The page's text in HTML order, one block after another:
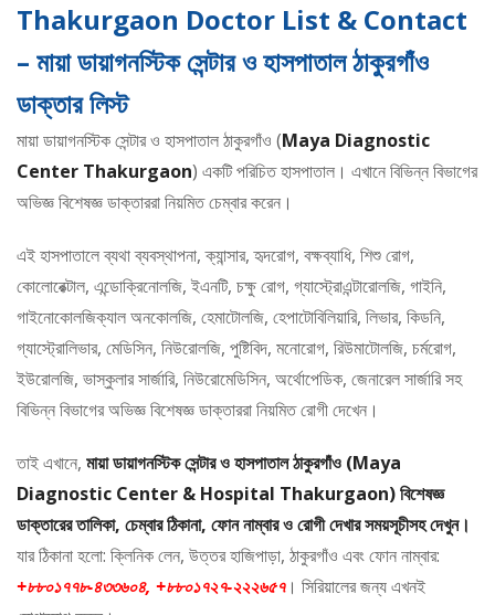
Thakurgaon Doctor List & Contact
– মায়া ডায়াগনস্টিক সেন্টার ও হাসপাতাল ঠাকুরগাঁও
ডাক্তার লিস্ট
মায়া ডায়াগনস্টিক সেন্টার ও হাসপাতাল ঠাকুরগাঁও (Maya Diagnostic
Center Thakurgaon) একটি পরিচিত হাসপাতাল। এখানে বিভিন্ন বিভাগের
অভিজ্ঞ বিশেষজ্ঞ ডাক্তাররা নিয়মিত চেম্বার করেন।
এই হাসপাতালে ব্যথা ব্যবস্থাপনা, ক্যান্সার, হৃদরোগ, বক্ষব্যাধি, শিশু রোগ,
কোলোরেক্টাল, এন্ডোক্রিনোলজি, ইএনটি, চক্ষু রোগ, গ্যাস্ট্রোএন্টারোলজি, গাইনি,
গাইনোকোলজিক্যাল অনকোলজি, হেমাটোলজি, হেপাটোবিলিয়ারি, লিভার, কিডনি,
গ্যাস্ট্রোলিভার, মেডিসিন, নিউরোলজি, পুষ্টিবিদ, মনোরোগ, রিউমাটোলজি, চর্মরোগ,
ইউরোলজি, ভাস্কুলার সার্জারি, নিউরোমেডিসিন, অর্থোপেডিক, জেনারেল সার্জারি সহ
বিভিন্ন বিভাগের অভিজ্ঞ বিশেষজ্ঞ ডাক্তাররা নিয়মিত রোগী দেখেন।
তাই এখানে, মায়া ডায়াগনস্টিক সেন্টার ও হাসপাতাল ঠাকুরগাঁও (Maya
Diagnostic Center & Hospital Thakurgaon) বিশেষজ্ঞ
ডাক্তারের তালিকা, চেম্বার ঠিকানা, ফোন নাম্বার ও রোগী দেখার সময়সূচীসহ দেখুন।
যার ঠিকানা হলো: ক্লিনিক লেন, উত্তর হাজিপাড়া, ঠাকুরগাঁও এবং ফোন নাম্বার:
+৮৮০১৭৭৮-৪৩৩৬০৪, +৮৮০১৭২৭-২২২৬৫৭। সিরিয়ালের জন্য এখনই